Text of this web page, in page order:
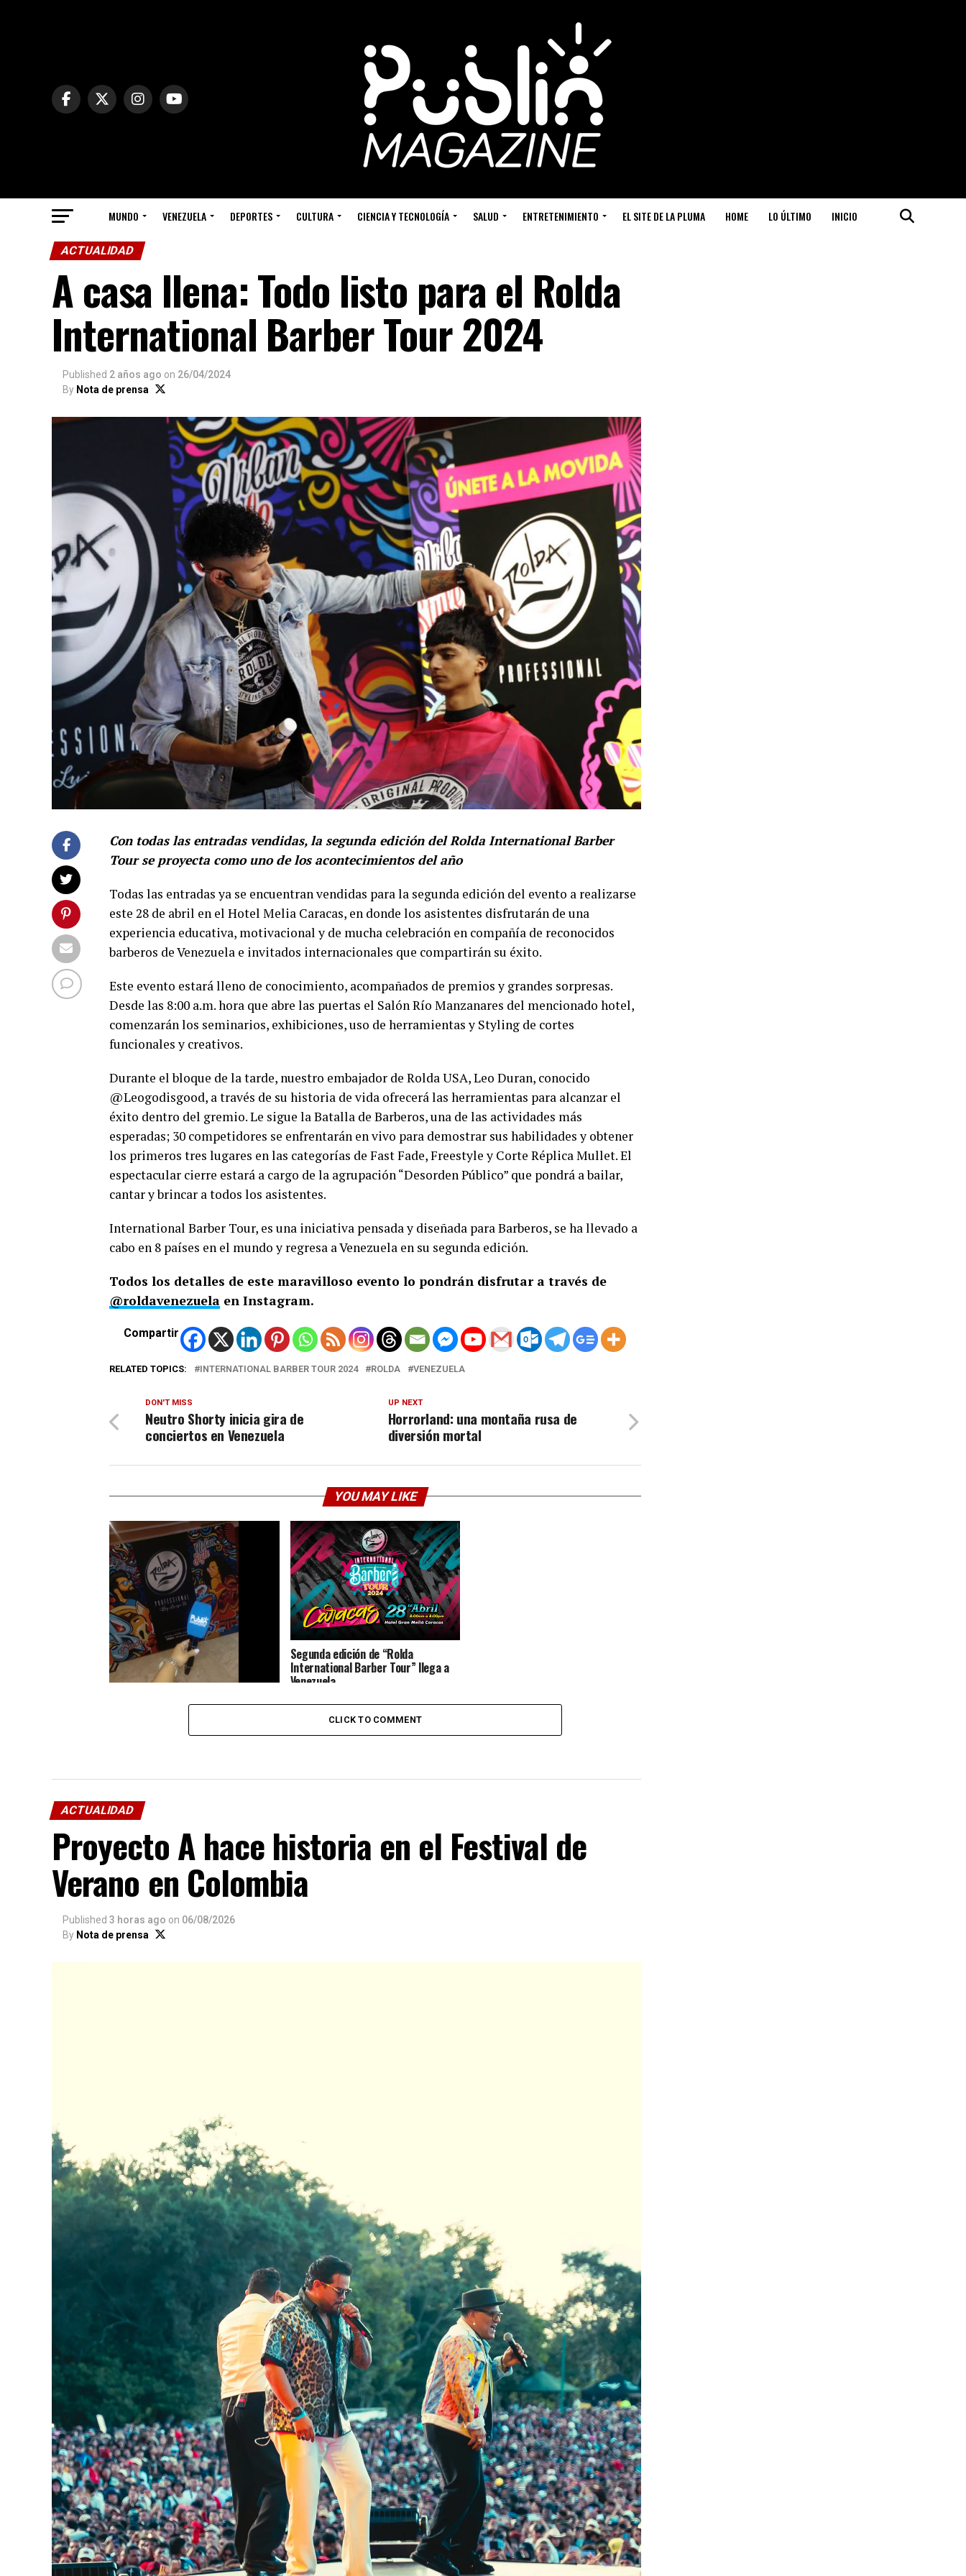
MUNDO VENEZUELA DEPORTES CULTURA CIENCIA Y TECNOLOGÍA SALUD ENTRETENIMIENTO EL SITE DE LA PLUMA HOME LO ÚLTIMO INICIO
ACTUALIDAD
A casa llena: Todo listo para el Rolda
International Barber Tour 2024
Published 2 años ago on 26/04/2024
By Nota de prensa
Con todas las entradas vendidas, la segunda edición del Rolda International Barber
Tour se proyecta como uno de los acontecimientos del año
Todas las entradas ya se encuentran vendidas para la segunda edición del evento a realizarse
este 28 de abril en el Hotel Melia Caracas, en donde los asistentes disfrutarán de una
experiencia educativa, motivacional y de mucha celebración en compañía de reconocidos
barberos de Venezuela e invitados internacionales que compartirán su éxito.
Este evento estará lleno de conocimiento, acompañados de premios y grandes sorpresas.
Desde las 8:00 a.m. hora que abre las puertas el Salón Río Manzanares del mencionado hotel,
comenzarán los seminarios, exhibiciones, uso de herramientas y Styling de cortes
funcionales y creativos.
Durante el bloque de la tarde, nuestro embajador de Rolda USA, Leo Duran, conocido
@Leogodisgood, a través de su historia de vida ofrecerá las herramientas para alcanzar el
éxito dentro del gremio. Le sigue la Batalla de Barberos, una de las actividades más
esperadas; 30 competidores se enfrentarán en vivo para demostrar sus habilidades y obtener
los primeros tres lugares en las categorías de Fast Fade, Freestyle y Corte Réplica Mullet. El
espectacular cierre estará a cargo de la agrupación “Desorden Público” que pondrá a bailar,
cantar y brincar a todos los asistentes.
International Barber Tour, es una iniciativa pensada y diseñada para Barberos, se ha llevado a
cabo en 8 países en el mundo y regresa a Venezuela en su segunda edición.
Todos los detalles de este maravilloso evento lo pondrán disfrutar a través de
@roldavenezuela en Instagram.
Compartir
RELATED TOPICS: INTERNATIONAL BARBER TOUR 2024 ROLDA VENEZUELA
UP NEXT
Horrorland: una montaña rusa de
diversión mortal
DON'T MISS
Neutro Shorty inicia gira de
conciertos en Venezuela
YOU MAY LIKE
Rolda Venezuela apuesta por la
Segunda edición de “Rolda
International Barber Tour” llega a
Venezuela
CLICK TO COMMENT
ACTUALIDAD
Proyecto A hace historia en el Festival de
Verano en Colombia
Published 3 horas ago on 06/08/2026
By Nota de prensa